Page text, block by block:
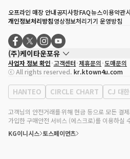
오프라인 매장 안내공지사항FAQ뉴스이용약관
개인정보처리방침영상정보처리기기 운영방침
(주)케이타운포유
대표자
송효민
사업자등록번호
120-87-71116
통신판매업 신고번호 제2011-서울강남-02223
대표전화
02-552-9855
사업자 정보 확인 고객센터 제휴문의 도매문의
ⓒ All rights reserved. kr.ktown4u.com
HANTEO CIRCLE CHART CJ 대
고객님의 안전거래를 위해 현금 등으로 모든 결
가입한 구매안전 서비스 (에스크로)를 이용하실
KG이니시스 토스페이먼츠